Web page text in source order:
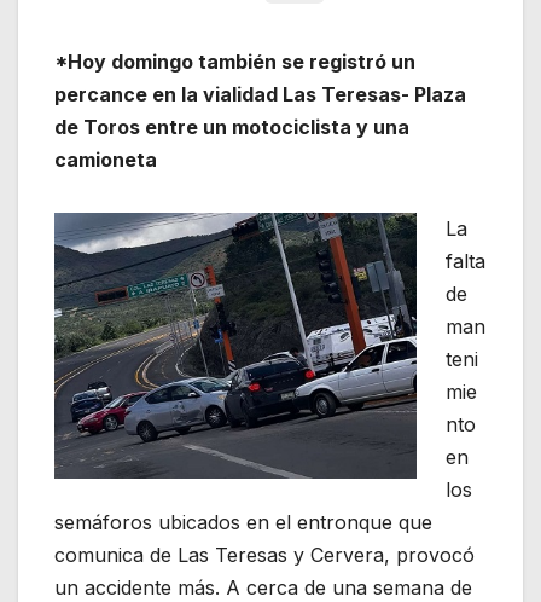
*Hoy domingo también se registró un
percance en la vialidad Las Teresas- Plaza
de Toros entre un motociclista y una
camioneta
La
falta
de
man
teni
mie
nto
en
los
semáforos ubicados en el entronque que
comunica de Las Teresas y Cervera, provocó
un accidente más. A cerca de una semana de